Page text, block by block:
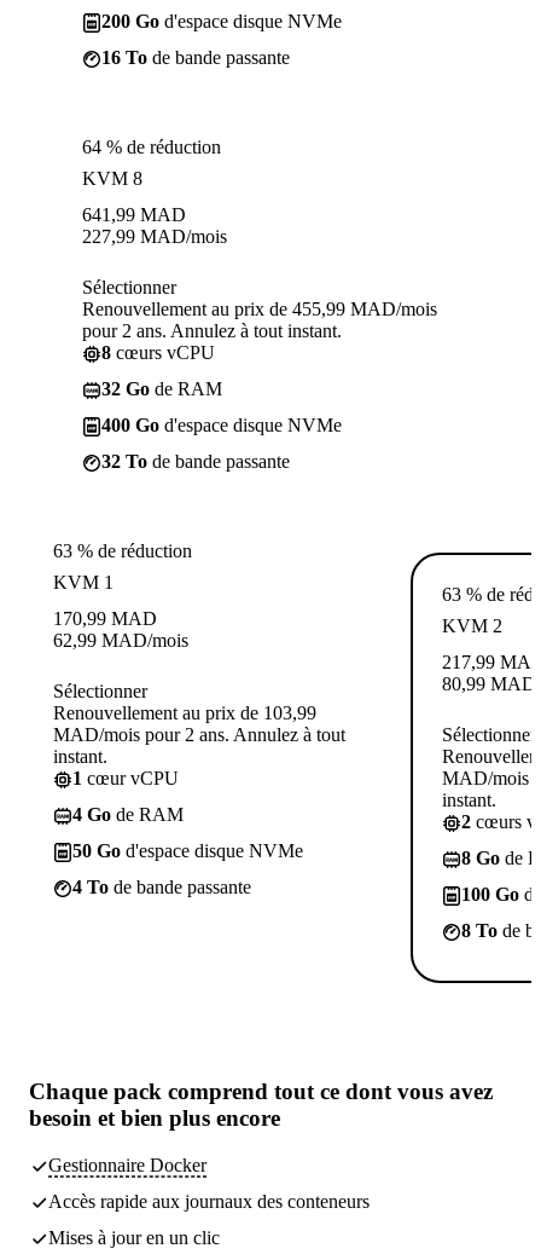
200 Go d'espace disque NVMe
16 To de bande passante
64 % de réduction
KVM 8
641,99 MAD
227,99 MAD/mois
Sélectionner
Renouvellement au prix de 455,99 MAD/mois
pour 2 ans. Annulez à tout instant.
8 cœurs vCPU
32 Go de RAM
400 Go d'espace disque NVMe
32 To de bande passante
63 % de réduction
KVM 1
170,99 MAD
62,99 MAD/mois
Sélectionner
Renouvellement au prix de 103,99
MAD/mois pour 2 ans. Annulez à tout
instant.
1 cœur vCPU
4 Go de RAM
50 Go d'espace disque NVMe
4 To de bande passante
63 % de
KVM 2
217,99
80,99 MAD
Sélectionner
MAD/mois
instant.
2 cœurs
8 Go de
100 Go
8 To de
Chaque pack comprend tout ce dont vous avez
besoin et bien plus encore
Gestionnaire Docker
Accès rapide aux journaux des conteneurs
Mises à jour en un clic